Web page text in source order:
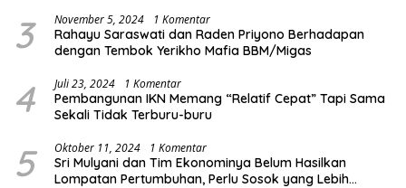
3 November 5, 2024 1 Komentar
Rahayu Saraswati dan Raden Priyono Berhadapan
dengan Tembok Yerikho Mafia BBM/Migas
4 Juli 23, 2024 1 Komentar
Pembangunan IKN Memang “Relatif Cepat” Tapi Sama
Sekali Tidak Terburu-buru
5 Oktober 11, 2024 1 Komentar
Sri Mulyani dan Tim Ekonominya Belum Hasilkan
Lompatan Pertumbuhan, Perlu Sosok yang Lebih